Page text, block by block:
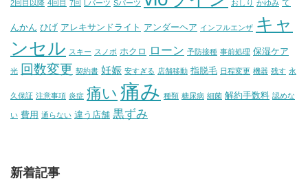
2回目以降 4回目 7回 Lパーツ Sパーツ おしり かゆみ て
んかん ひげ アレキサンドライト アンダーヘア インフルエンザ キャ
ンセル スキー スノボ ホクロ ローン 予防接種 事前処理 保湿ケア
光 回数変更 契約書 妊娠 安すぎる 店舗移動 指脱毛 日程変更 機器 残す 永
久保証 注意事項 炎症 痛い 痛み 種類 糖尿病 細菌 解約手数料 認めな
い 費用 通らない 違う店舗 黒ずみ
新着記事